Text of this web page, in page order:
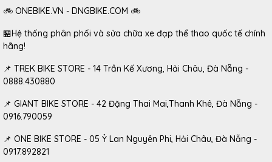
🚲 ONEBIKE.VN - DNGBIKE.COM 🚲
🏪Hệ thống phân phối và sửa chữa xe đạp thể thao quốc tế chính
hãng!
📌 TREK BIKE STORE - 14 Trần Kế Xương, Hải Châu, Đà Nẵng -
0888.430880
📌 GIANT BIKE STORE - 42 Đặng Thai Mai,Thanh Khê, Đà Nẵng -
0916.790059
📌 ONE BIKE STORE - 05 Ỷ Lan Nguyên Phi, Hải Châu, Đà Nẵng -
0917.892821